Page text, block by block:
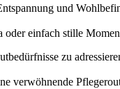
und
oder einfach stille
zu
verwöhnende